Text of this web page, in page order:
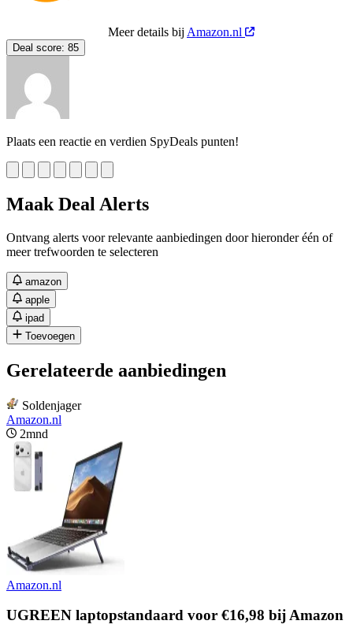
Meer details bij Amazon.nl
Deal score: 85
Plaats een reactie en verdien SpyDeals punten!
Maak Deal Alerts
Ontvang alerts voor relevante aanbiedingen door hieronder één of
meer trefwoorden te selecteren
amazon
apple
ipad
Toevoegen
Gerelateerde aanbiedingen
Soldenjager
Amazon.nl
2mnd
Amazon.nl
UGREEN laptopstandaard voor €16,98 bij Amazon